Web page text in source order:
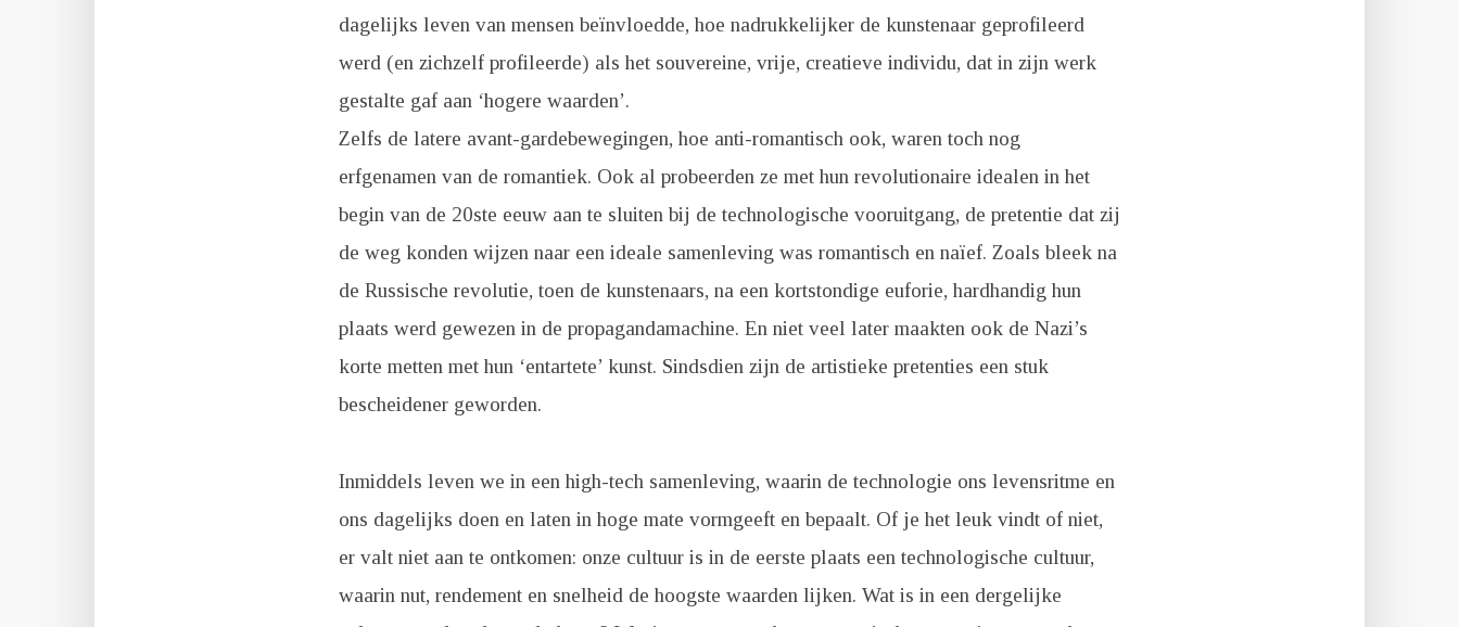
dagelijks leven van mensen beïnvloedde, hoe nadrukkelijker de kunstenaar geprofileerd
werd (en zichzelf profileerde) als het souvereine, vrije, creatieve individu, dat in zijn werk
gestalte gaf aan ‘hogere waarden’.
Zelfs de latere avant-gardebewegingen, hoe anti-romantisch ook, waren toch nog
erfgenamen van de romantiek. Ook al probeerden ze met hun revolutionaire idealen in het
begin van de 20ste eeuw aan te sluiten bij de technologische vooruitgang, de pretentie dat zij
de weg konden wijzen naar een ideale samenleving was romantisch en naïef. Zoals bleek na
de Russische revolutie, toen de kunstenaars, na een kortstondige euforie, hardhandig hun
plaats werd gewezen in de propagandamachine. En niet veel later maakten ook de Nazi’s
korte metten met hun ‘entartete’ kunst. Sindsdien zijn de artistieke pretenties een stuk
bescheidener geworden.
Inmiddels leven we in een high-tech samenleving, waarin de technologie ons levensritme en
ons dagelijks doen en laten in hoge mate vormgeeft en bepaalt. Of je het leuk vindt of niet,
er valt niet aan te ontkomen: onze cultuur is in de eerste plaats een technologische cultuur,
waarin nut, rendement en snelheid de hoogste waarden lijken. Wat is in een dergelijke